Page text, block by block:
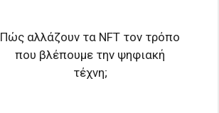
Πώς αλλάζουν τα NFT τον τρόπο
που βλέπουμε την ψηφιακή
τέχνη;